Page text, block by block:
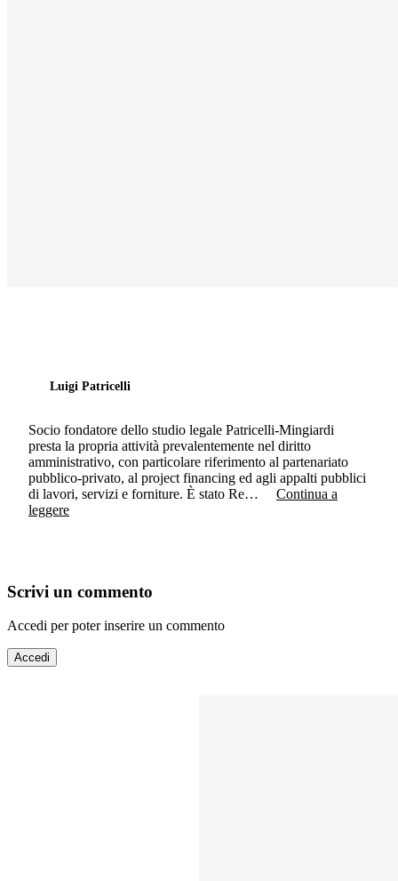
Luigi Patricelli
Socio fondatore dello studio legale Patricelli-Mingiardi
presta la propria attività prevalentemente nel diritto
amministrativo, con particolare riferimento al partenariato
pubblico-privato, al project financing ed agli appalti pubblici
di lavori, servizi e forniture. È stato Re…
Continua a
leggere
Scrivi un commento
Accedi per poter inserire un commento
Accedi